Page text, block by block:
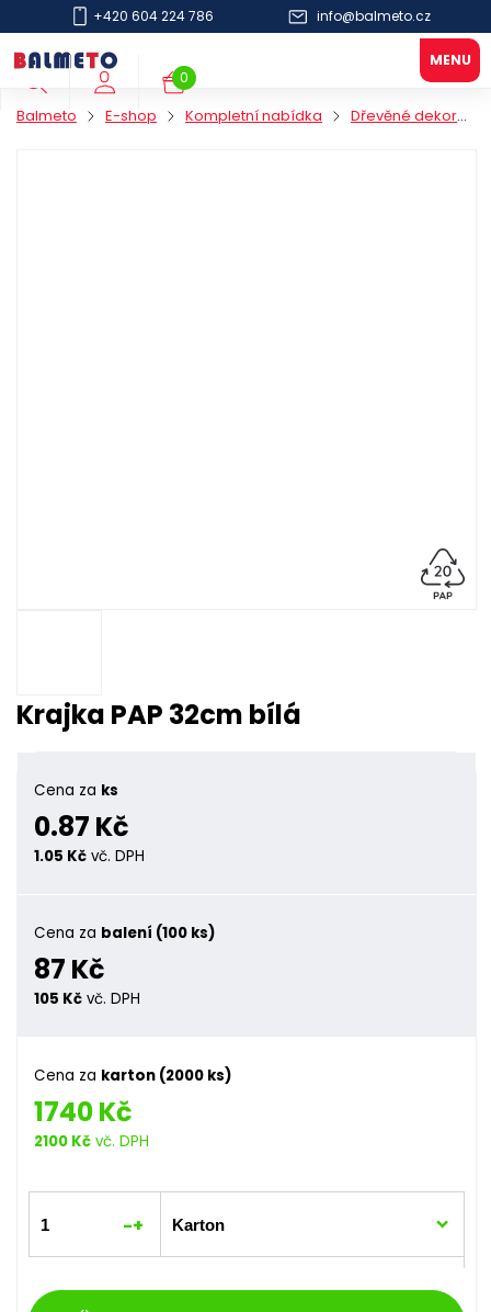
+420 604 224 786 info@balmeto.cz
0
Balmeto E-shop Kompletní nabídka Dřevěné dekorace
Krajka PAP 32cm bílá
Cena za ks
0.87 Kč
1.05 Kč vč. DPH
Cena za balení (100 ks)
87 Kč
105 Kč vč. DPH
Cena za karton (2000 ks)
1740 Kč
2100 Kč vč. DPH
-+